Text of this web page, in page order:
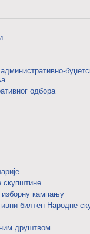
одбора
скупштине
изборну кампању
билтен Народне
друштвом